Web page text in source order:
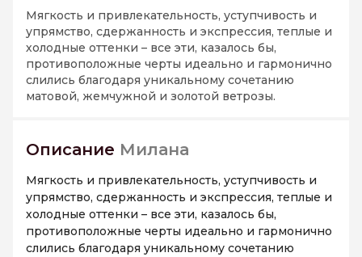
Мягкость и привлекательность, уступчивость и
упрямство, сдержанность и экспрессия, теплые и
холодные оттенки – все эти, казалось бы,
противоположные черты идеально и гармонично
слились благодаря уникальному сочетанию
матовой, жемчужной и золотой ветрозы.
Описание Милана
Мягкость и привлекательность, уступчивость и
упрямство, сдержанность и экспрессия, теплые и
холодные оттенки – все эти, казалось бы,
противоположные черты идеально и гармонично
слились благодаря уникальному сочетанию